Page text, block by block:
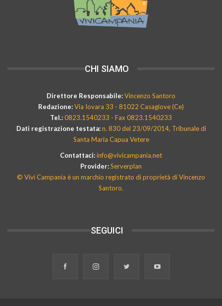
CHI SIAMO
Direttore Responsabile:Vincenzo Santoro
Redazione:Via Iovara 33 - 81022 Casagiove (Ce)
Tel.:0823.1540233 - Fax 0823.1540233
Dati registrazione testata:n. 830 del 23/09/2014, Tribunale di
Santa Maria Capua Vetere
Contattaci:info@vivicampania.net
Provider:Serverplan
© Vivi Campania è un marchio registrato di proprietà di Vincenzo
Santoro.
SEGUICI